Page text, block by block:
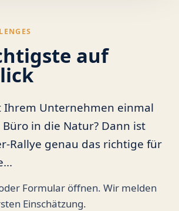
auf
Ihrem Unternehmen einmal
in die Natur? Dann ist
Rallye genau das richtige für
Formular öffnen. Wir melden
Einschätzung.